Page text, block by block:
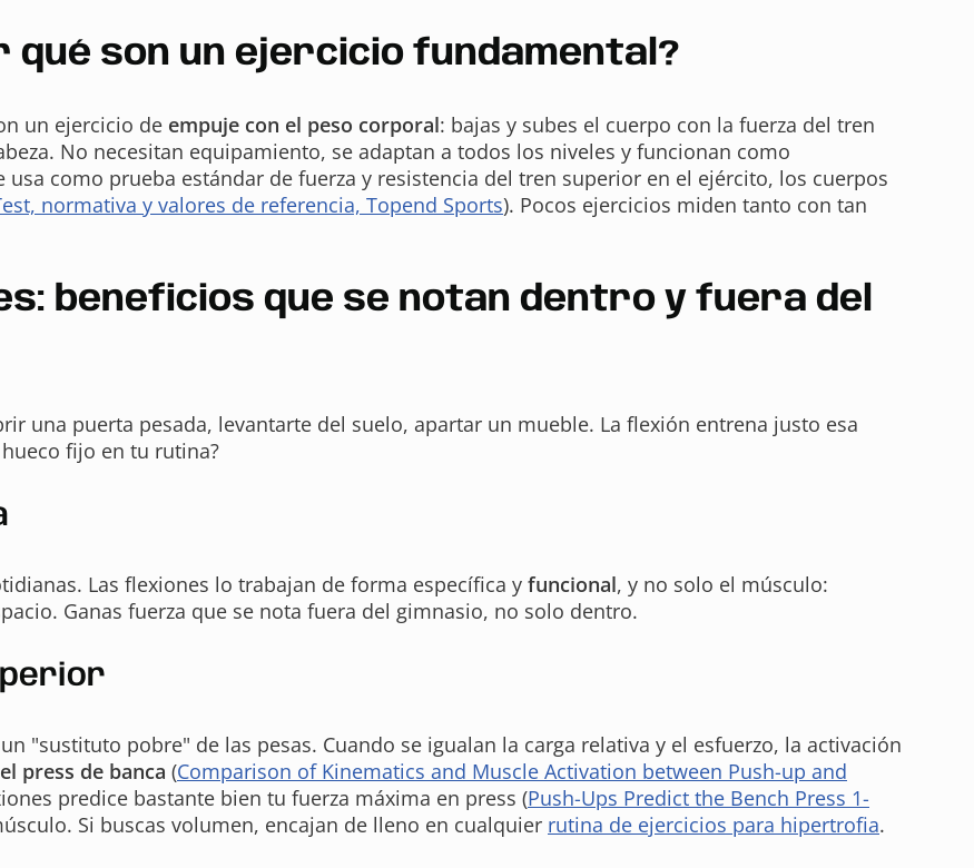
qué son un ejercicio fundamental?
un ejercicio de empuje con el peso corporal: bajas y subes el cuerpo con la fuerza del tren
No necesitan equipamiento, se adaptan a todos los niveles y funcionan como
como prueba estándar de fuerza y resistencia del tren superior en el ejército, los cuerpos
normativa y valores de referencia, Topend Sports). Pocos ejercicios miden tanto con tan
beneficios que se notan dentro y fuera del
una puerta pesada, levantarte del suelo, apartar un mueble. La flexión entrena justo esa
fijo en tu rutina?
Las flexiones lo trabajan de forma específica y funcional, y no solo el músculo:
Ganas fuerza que se nota fuera del gimnasio, no solo dentro.
"sustituto pobre" de las pesas. Cuando se igualan la carga relativa y el esfuerzo, la activación
press de banca (Comparison of Kinematics and Muscle Activation between Push-up and
predice bastante bien tu fuerza máxima en press (Push-Ups Predict the Bench Press 1-
Si buscas volumen, encajan de lleno en cualquier rutina de ejercicios para hipertrofia.